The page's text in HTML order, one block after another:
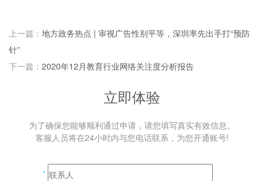
上一篇： 地方政务热点 | 审视广告性别平等，深圳率先出手打“预防
针”
下一篇： 2020年12月教育行业网络关注度分析报告
立即体验
为了确保您能够顺利通过申请，请您填写真实有效信息。
客服人员将在24小时内与您电话联系，为您开通账号!
*